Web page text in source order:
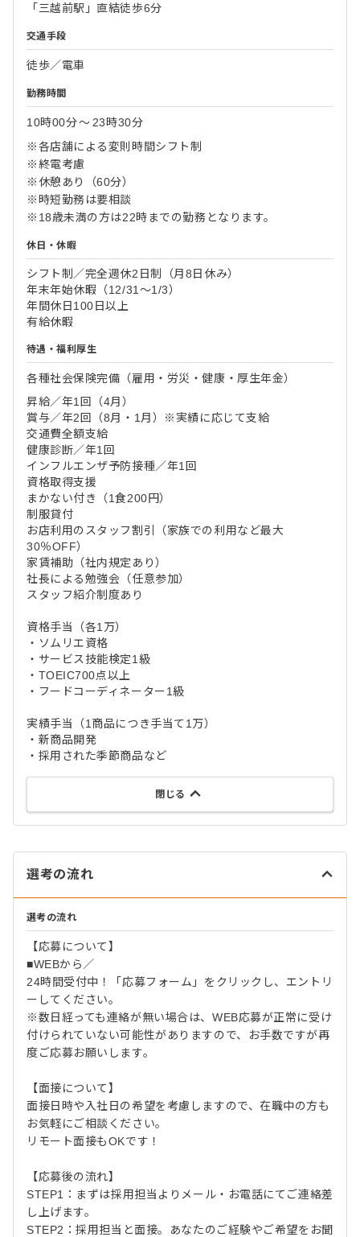
「三越前駅」直結徒歩6分
交通手段
徒歩／電車
勤務時間
10時00分〜 23時30分
※各店舗による変則時間シフト制
※終電考慮
※休憩あり（60分）
※時短勤務は要相談
※18歳未満の方は22時までの勤務となります。
休日・休暇
シフト制／完全週休2日制（月8日休み）
年末年始休暇（12/31〜1/3）
年間休日100日以上
有給休暇
待遇・福利厚生
各種社会保険完備（雇用・労災・健康・厚生年金）
昇給／年1回（4月）
賞与／年2回（8月・1月）※実績に応じて支給
交通費全額支給
健康診断／年1回
インフルエンザ予防接種／年1回
資格取得支援
まかない付き（1食200円）
制服貸付
お店利用のスタッフ割引（家族での利用など最大
30％OFF）
家賃補助（社内規定あり）
社長による勉強会（任意参加）
スタッフ紹介制度あり
資格手当（各1万）
・ソムリエ資格
・サービス技能検定1級
・TOEIC700点以上
・フードコーディネーター1級
実績手当（1商品につき手当て1万）
・新商品開発
・採用された季節商品など
閉じる
選考の流れ
選考の流れ
【応募について】
■WEBから／
24時間受付中！「応募フォーム」をクリックし、エントリ
ーしてください。
※数日経っても連絡が無い場合は、WEB応募が正常に受け
付けられていない可能性がありますので、お手数ですが再
度ご応募お願いします。
【面接について】
面接日時や入社日の希望を考慮しますので、在職中の方も
お気軽にご相談ください。
リモート面接もOKです！
【応募後の流れ】
STEP1：まずは採用担当よりメール・お電話にてご連絡差
し上げます。
STEP2：採用担当と面接。あなたのご経験やご希望をお聞